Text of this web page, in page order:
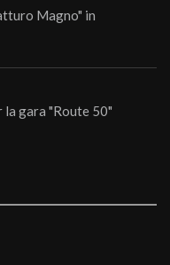
Magno" in
gara "Route 50"